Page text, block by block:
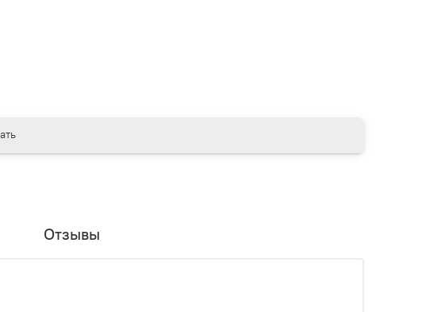
Отзывы